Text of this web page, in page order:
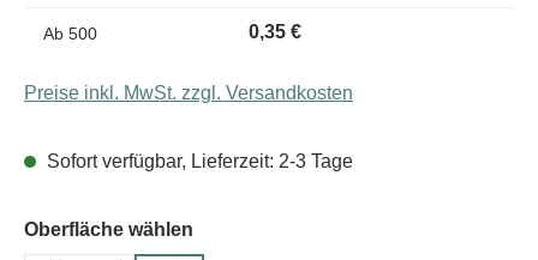
Ab 500 0,35 €
Preise inkl. MwSt. zzgl. Versandkosten
Sofort verfügbar, Lieferzeit: 2-3 Tage
Oberfläche wählen